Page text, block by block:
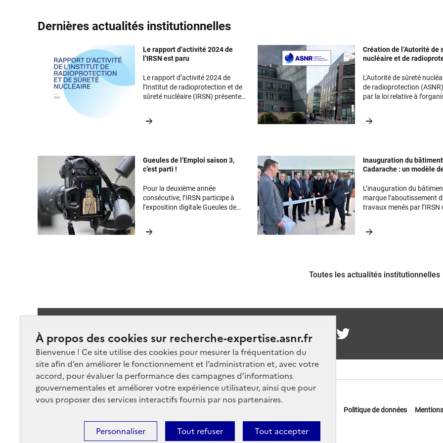
À propos des cookies sur recherche-expertise.asnr.fr
Bienvenue ! Ce site utilise des cookies pour mesurer la fréquentation du
site afin d’en améliorer le fonctionnement et l’administration et, avec votre
accord, pour évaluer la performance des campagnes d’informations
gouvernementales et améliorer votre expérience utilisateur, ainsi que pour
vous proposer des services interactifs fournis par nos partenaires.
Tout accepter
Tout refuser
Personnaliser
Dernières actualités institutionnelles
Le rapport d’activité 2024 de
l’IRSN est paru
Le rapport d’activité 2024 de
l’Institut de radioprotection et de
sûreté nucléaire (IRSN) présente
l’année 2024.
Création de l’Autorité de
nucléaire et de
L'Autorité de sûreté
de radioprotection
par la loi relative à
du 21 mai 2024 a démarré
radioprotection et de
nucléaire (IRSN).
Gueules de l’Emploi saison 3,
c’est parti !
Pour la deuxième année
consécutive, l’IRSN participe à
l’exposition digitale Gueules de
Christophe Duron, des femmes et
Inauguration du
Cadarache : un modèle
L’inauguration du
marque l’aboutissement
travaux menés par l’IRSN
les espaces, réduire les
Toutes les actualités institutionnelles
Suivez-nous
Politique de données
Plan du site Contactez-nous